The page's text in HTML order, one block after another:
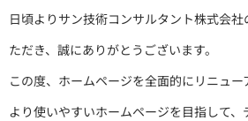
日頃よりサン技術コンサルタント株式会
ただき、誠にありがとうございます。
この度、ホームページを全面的にリニュー
より使いやすいホームページを目指して